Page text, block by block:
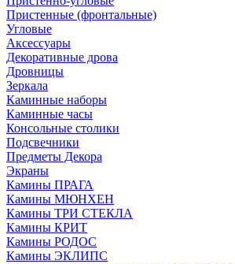
Пристенные (фронтальные)
Угловые
Аксессуары
Декоративные дрова
Дровницы
Зеркала
Каминные наборы
Каминные часы
Консольные столики
Подсвечники
Предметы Декора
Экраны
Камины ПРАГА
Камины МЮНХЕН
Камины ТРИ СТЕКЛА
Камины КРИТ
Камины РОДОС
Камины ЭКЛИПС